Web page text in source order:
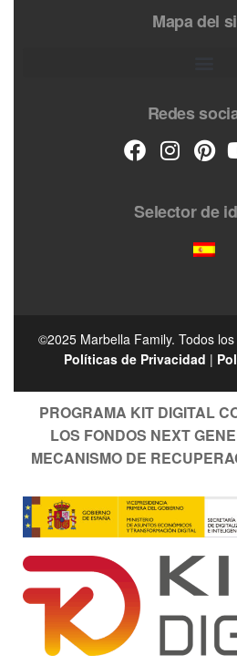
Mapa del
Redes
Selector de
©2025 Marbella Family. Todos
Políticas de Privacidad |
PROGRAMA KIT DIGITAL
LOS FONDOS NEXT
MECANISMO DE